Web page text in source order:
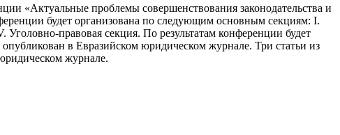
«Актуальные проблемы совершенствования законодательства и
будет организована по следующим основным секциям: I.
правовая секция. По результатам конференции будет
в Евразийском юридическом журнале. Три статьи из
журнале.